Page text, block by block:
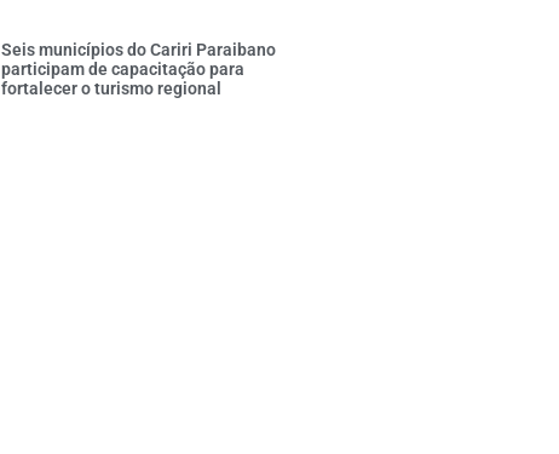
Seis municípios do Cariri Paraibano
participam de capacitação para
fortalecer o turismo regional